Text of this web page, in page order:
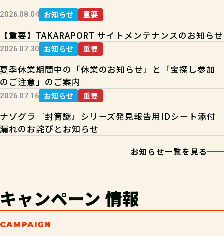
2026.08.04 お知らせ 重要
【重要】TAKARAPORT サイトメンテナンスのお知らせ
2026.07.30 お知らせ 重要
夏季休業期間中の「休業のお知らせ」と「宝探し参加
のご注意」のご案内
2026.07.16 お知らせ 重要
ナゾグラ『封筒謎』シリーズ発見報告用IDシート添付
漏れのお詫びとお知らせ
お知らせ一覧を見る
キャンペーン 情報
CAMPAIGN